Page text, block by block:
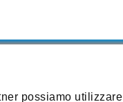
possiamo